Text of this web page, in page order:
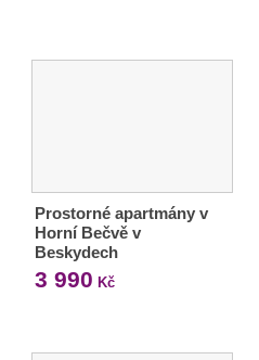
Prostorné apartmány v
Horní Bečvě v
Beskydech
3 990 Kč